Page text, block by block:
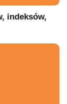
indeksów,